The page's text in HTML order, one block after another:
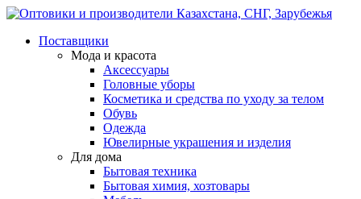
Поставщики
Мода и красота
Аксессуары
Головные уборы
Косметика и средства по уходу за телом
Обувь
Одежда
Ювелирные украшения и изделия
Для дома
Бытовая техника
Бытовая химия, хозтовары